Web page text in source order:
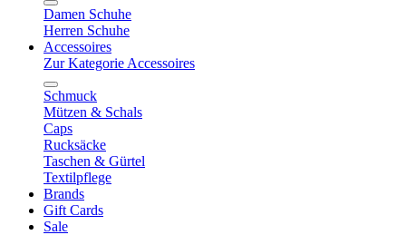
Damen Schuhe
Herren Schuhe
Accessoires
Zur Kategorie Accessoires
Schmuck
Mützen & Schals
Caps
Rucksäcke
Taschen & Gürtel
Textilpflege
Brands
Gift Cards
Sale